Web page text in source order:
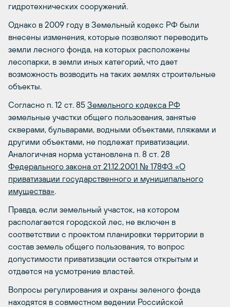
гидротехнических сооружений.
Однако в 2009 году в Земельный кодекс РФ были
внесены изменения, которые позволяют переводить
земли лесного фонда, на которых расположены
лесопарки, в земли иных категорий, что дает
возможность возводить на таких землях строительные
объекты.
Согласно п. 12 ст. 85 Земельного кодекса РФ
земельные участки общего пользования, занятые
скверами, бульварами, водными объектами, пляжами и
другими объектами, не подлежат приватизации.
Аналогичная норма установлена п. 8 ст. 28
Федерального закона от 21.12.2001 № 178­ФЗ «О
приватизации государственного и муниципального
имущества».
Правда, если земельный участок, на котором
располагается городской лес, не включен в
соответствии с проектом планировки территории в
состав земель общего пользования, то вопрос
допустимости приватизации остается открытым и
отдается на усмотрение властей.
Вопросы регулирования и охраны зеленого фонда
находятся в совместном ведении Российской